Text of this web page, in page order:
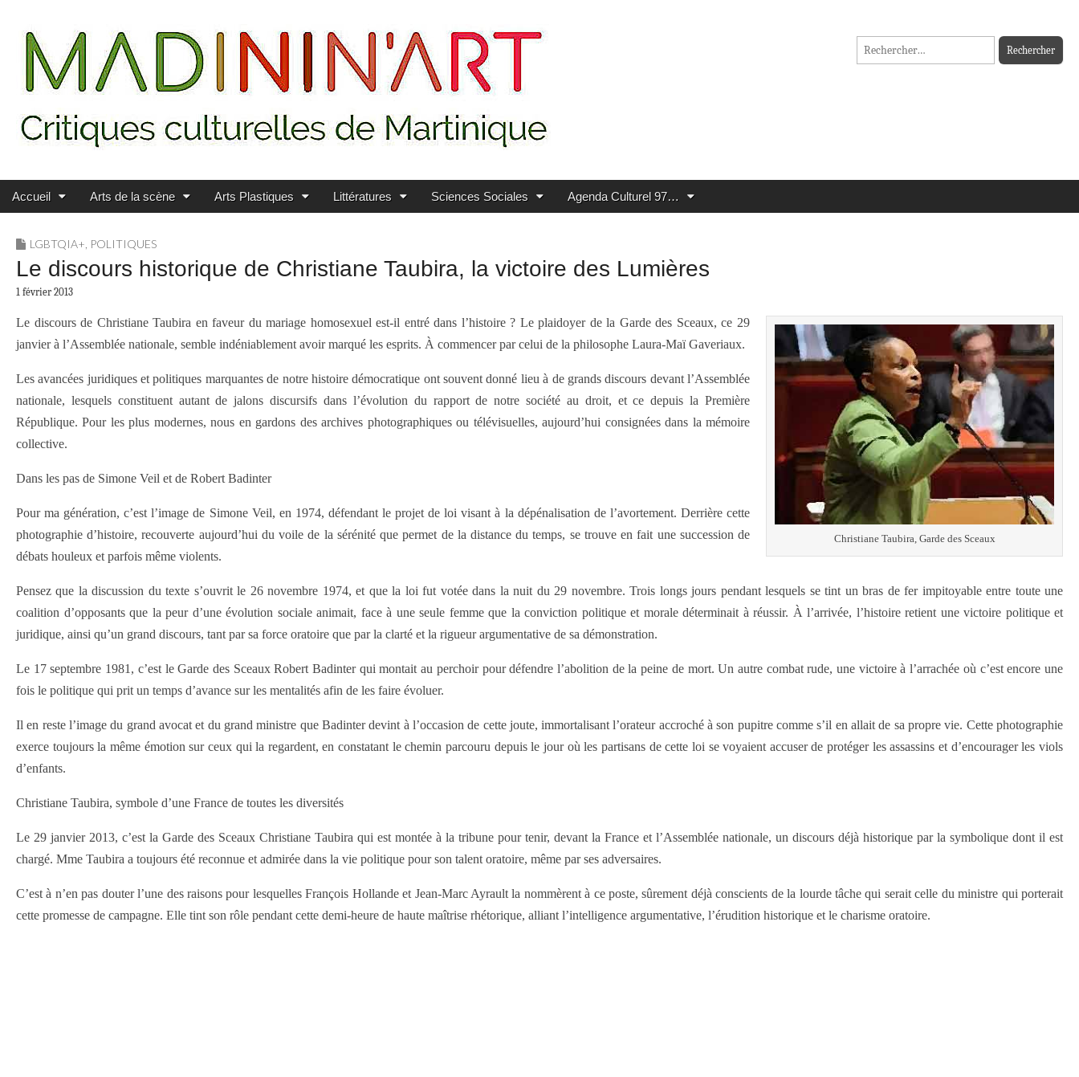
MADININ'ART
Rechercher :
Main menu
Skip to content
Accueil Arts de la scène Arts Plastiques Littératures Sciences Sociales Agenda Culturel 97…
LGBTQIA+ POLITIQUES
Le discours historique de Christiane Taubira, la victoire des Lumières
1 février 2013
Christiane Taubira, Garde des Sceaux
Le discours de Christiane Taubira en faveur du mariage homosexuel est-il entré dans l’histoire ? Le plaidoyer de la Garde des Sceaux, ce 29
janvier à l’Assemblée nationale, semble indéniablement avoir marqué les esprits. À commencer par celui de la philosophe Laura-Maï Gaveriaux.
Les avancées juridiques et politiques marquantes de notre histoire démocratique ont souvent donné lieu à de grands discours devant l’Assemblée
nationale, lesquels constituent autant de jalons discursifs dans l’évolution du rapport de notre société au droit, et ce depuis la Première
République. Pour les plus modernes, nous en gardons des archives photographiques ou télévisuelles, aujourd’hui consignées dans la mémoire
collective.
Dans les pas de Simone Veil et de Robert Badinter
Pour ma génération, c’est l’image de Simone Veil, en 1974, défendant le projet de loi visant à la dépénalisation de l’avortement. Derrière cette
photographie d’histoire, recouverte aujourd’hui du voile de la sérénité que permet de la distance du temps, se trouve en fait une succession de
débats houleux et parfois même violents.
Pensez que la discussion du texte s’ouvrit le 26 novembre 1974, et que la loi fut votée dans la nuit du 29 novembre. Trois longs jours pendant lesquels se tint un bras de fer impitoyable entre toute une
coalition d’opposants que la peur d’une évolution sociale animait, face à une seule femme que la conviction politique et morale déterminait à réussir. À l’arrivée, l’histoire retient une victoire politique et
juridique, ainsi qu’un grand discours, tant par sa force oratoire que par la clarté et la rigueur argumentative de sa démonstration.
Le 17 septembre 1981, c’est le Garde des Sceaux Robert Badinter qui montait au perchoir pour défendre l’abolition de la peine de mort. Un autre combat rude, une victoire à l’arrachée où c’est encore une
fois le politique qui prit un temps d’avance sur les mentalités afin de les faire évoluer.
Il en reste l’image du grand avocat et du grand ministre que Badinter devint à l’occasion de cette joute, immortalisant l’orateur accroché à son pupitre comme s’il en allait de sa propre vie. Cette photographie
exerce toujours la même émotion sur ceux qui la regardent, en constatant le chemin parcouru depuis le jour où les partisans de cette loi se voyaient accuser de protéger les assassins et d’encourager les viols
d’enfants.
Christiane Taubira, symbole d’une France de toutes les diversités
Le 29 janvier 2013, c’est la Garde des Sceaux Christiane Taubira qui est montée à la tribune pour tenir, devant la France et l’Assemblée nationale, un discours déjà historique par la symbolique dont il est
chargé. Mme Taubira a toujours été reconnue et admirée dans la vie politique pour son talent oratoire, même par ses adversaires.
C’est à n’en pas douter l’une des raisons pour lesquelles François Hollande et Jean-Marc Ayrault la nommèrent à ce poste, sûrement déjà conscients de la lourde tâche qui serait celle du ministre qui porterait
cette promesse de campagne. Elle tint son rôle pendant cette demi-heure de haute maîtrise rhétorique, alliant l’intelligence argumentative, l’érudition historique et le charisme oratoire.